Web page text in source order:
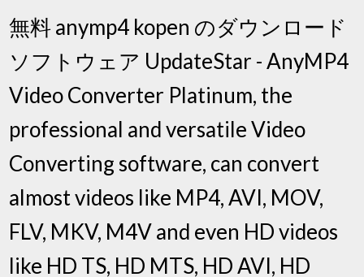
無料 anymp4 kopen のダウンロード
ソフトウェア UpdateStar - AnyMP4
Video Converter Platinum, the
professional and versatile Video
Converting software, can convert
almost videos like MP4, AVI, MOV,
FLV, MKV, M4V and even HD videos
like HD TS, HD MTS, HD AVI, HD